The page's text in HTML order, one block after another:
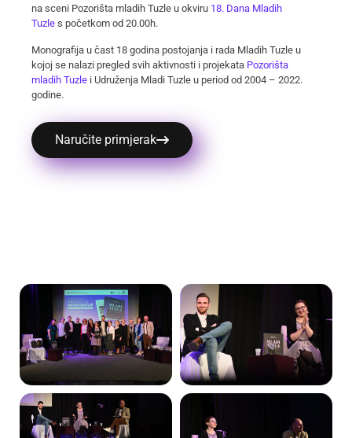
na sceni Pozorišta mladih Tuzle u okviru 18. Dana Mladih
Tuzle s početkom od 20.00h.
Monografija u čast 18 godina postojanja i rada Mladih Tuzle u
kojoj se nalazi pregled svih aktivnosti i projekata Pozorišta
mladih Tuzle i Udruženja Mladi Tuzle u period od 2004 – 2022.
godine.
Naručite primjerak